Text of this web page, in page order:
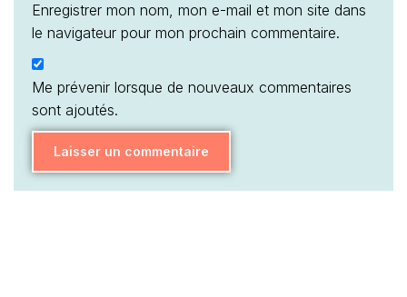
Enregistrer mon nom, mon e-mail et mon site dans
le navigateur pour mon prochain commentaire.
Me prévenir lorsque de nouveaux commentaires
sont ajoutés.